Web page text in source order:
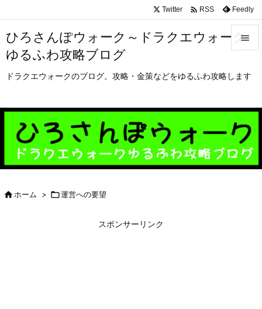
ひろさんぽウォーク～ドラクエウォーク
ゆるふわ攻略ブログ
ドラクエウォークのブログ。攻略・金策などをゆるふわ攻略します

メニュ

前へ

次へ
Twitter  RSS Feedly
ホーム > 運営への要望
スポンサーリンク